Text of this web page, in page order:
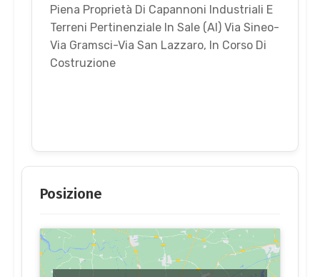
Piena Proprietà Di Capannoni Industriali E
Terreni Pertinenziale In Sale (Al) Via Sineo-
Via Gramsci-Via San Lazzaro, In Corso Di
Costruzione
Posizione